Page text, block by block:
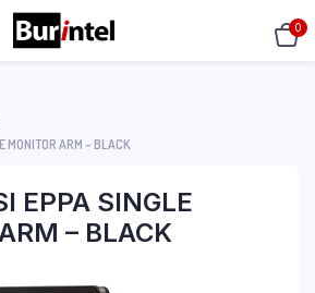
0
MONITOR ARM – BLACK
EPPA SINGLE
– BLACK